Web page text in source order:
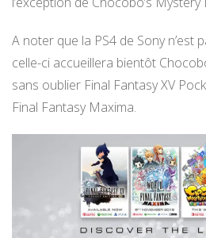
A noter que la PS4 de Sony n’est
celle-ci accueillera bientôt
sans oublier Final Fantasy XV
Final Fantasy Maxima.